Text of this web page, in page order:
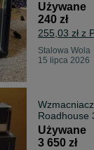
Używane
240 zł
255,03 zł z
Stalowa Wola
15 lipca 2026
Roadhouse
Używane
3 650 zł